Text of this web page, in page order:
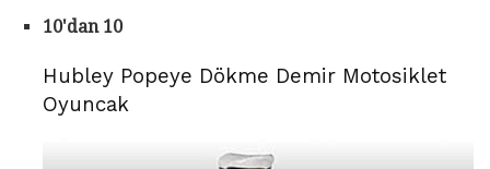
10'dan 10
Hubley Popeye Dökme Demir Motosiklet
Oyuncak